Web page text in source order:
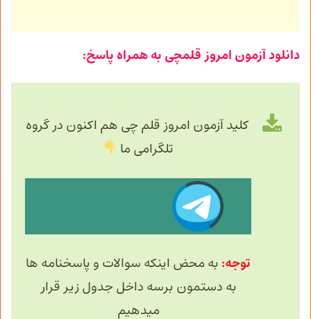
دانلود آزمون امروز قلمچی به همراه پاسخ:
کلید آزمون امروز قلم چی هم اکنون در گروه
تلگرامی ما
توجه: به محض اینکه سوالات و پاسخنامه ها
به دستمون برسه داخل جدول زیر قرار
میدهیم